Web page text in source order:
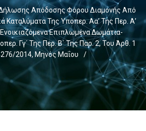
Απόδοσης Φόρου Διαμονής Από
Καταλύματα Της Υποπερ. Αα’ Της Περ. Α’
Επιπλωμένα Δωμάτια-
Γγ΄ Της Περ. Β΄ Της Παρ. 2, Του Άρθ. 1
2014, Μηνός Μαΐου
/